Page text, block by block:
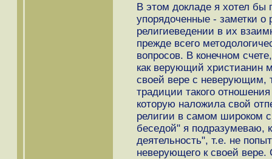
В этом докладе я хотел бы
упорядоченные - заметки о
религиеведении в их
прежде всего
вопросов. В конечном
как верующий христианин
своей вере с неверующим,
традиции такого
которую наложила свой
религии в самом широком
беседой" я подразумеваю,
деятельность", т.е. не
неверующего к своей вере.